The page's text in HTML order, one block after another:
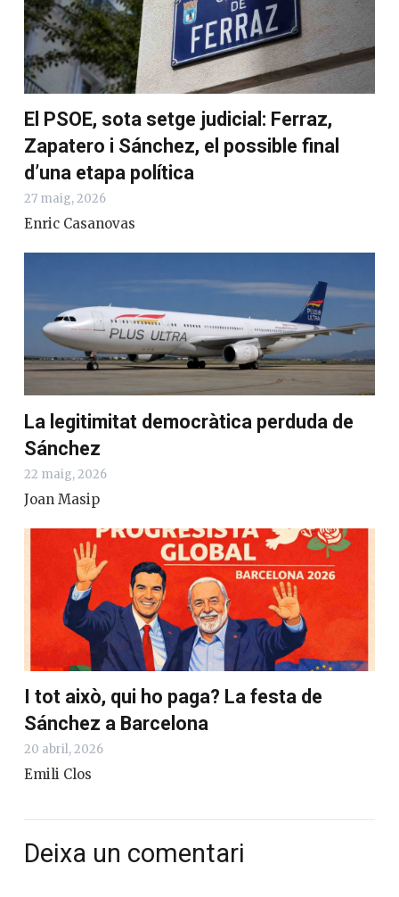
El PSOE, sota setge judicial: Ferraz,
Zapatero i Sánchez, el possible final
d’una etapa política
27 maig, 2026
Enric Casanovas
La legitimitat democràtica perduda de
Sánchez
22 maig, 2026
Joan Masip
I tot això, qui ho paga? La festa de
Sánchez a Barcelona
20 abril, 2026
Emili Clos
Deixa un comentari